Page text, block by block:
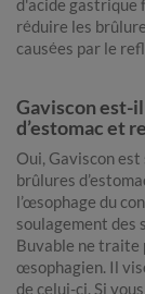
d'acide gastrique
réduire les
causées par le
Gaviscon est-
d’estomac et
Oui, Gaviscon
brûlures
l’œsophage du
soulagement des
Buvable ne traite
œsophagien. Il
de celui-ci. Si